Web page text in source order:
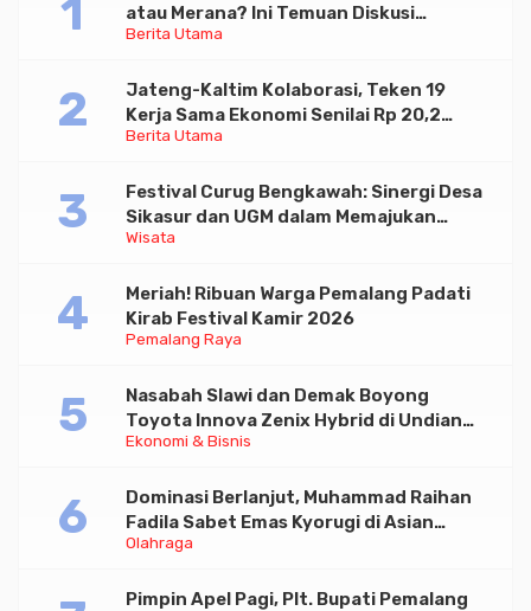
Berita Utama
atau Merana? Ini Temuan Diskusi
Paramadina
Berita Utama
Jateng-Kaltim Kolaborasi, Teken 19
Kerja Sama Ekonomi Senilai Rp 20,2
Triliun
Wisata
Festival Curug Bengkawah: Sinergi Desa
Sikasur dan UGM dalam Memajukan
Wisata serta UMKM Lokal
Pemalang Raya
Meriah! Ribuan Warga Pemalang Padati
Kirab Festival Kamir 2026
Ekonomi & Bisnis
Nasabah Slawi dan Demak Boyong
Toyota Innova Zenix Hybrid di Undian
Tabungan Bima Bank Jateng
Olahraga
Dominasi Berlanjut, Muhammad Raihan
Fadila Sabet Emas Kyorugi di Asian
Taekwondo Indonesia Open 2026
Pimpin Apel Pagi, Plt. Bupati Pemalang